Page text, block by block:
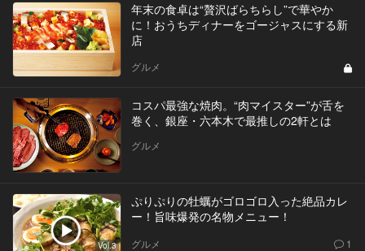
年末の食卓は“贅沢ばらちらし”で華やか
に！おうちディナーをゴージャスにする新
店
グルメ
コスパ最強な焼肉。“肉マイスター”が舌を
巻く、銀座・六本木で最推しの2軒とは
グルメ
Vol.3
ぷりぷりの牡蠣がゴロゴロ入った絶品カレ
ー！旨味爆発の名物メニュー！
グルメ 1